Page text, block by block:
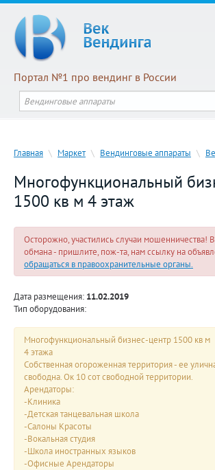
Портал №1 про вендинг в России
Главная \ Маркет \ Вендинговые аппараты \
Многофункциональный
1500 кв м 4 этаж
Осторожно, участились случаи мошенничества!
обмана - пришлите, пож-та, нам ссылку на
обращаться в правоохранительные органы.
Дата размещения: 11.02.2019
Тип оборудования:
Многофункциональный бизнес-центр 1500 кв м
4 этажа
Собственная огороженная территория - ее
свободна. Ок 10 сот свободной территории.
Арендаторы:
-Клиника
-Детская танцевальная школа
-Салоны Красоты
-Вокальная студия
-Школа иностранных языков
-Офисные Арендаторы